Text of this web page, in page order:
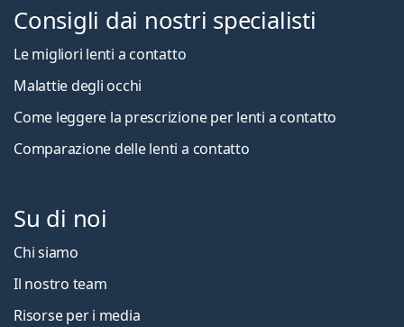
Consigli dai nostri specialisti
Le migliori lenti a contatto
Malattie degli occhi
Come leggere la prescrizione per lenti a contatto
Comparazione delle lenti a contatto
Su di noi
Chi siamo
Il nostro team
Risorse per i media